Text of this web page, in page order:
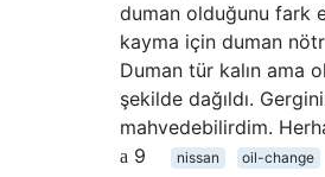
duman olduğunu fark
kayma için duman
Duman tür kalın ama
şekilde dağıldı.
mahvedebilirdim.
9
nissan oil-change